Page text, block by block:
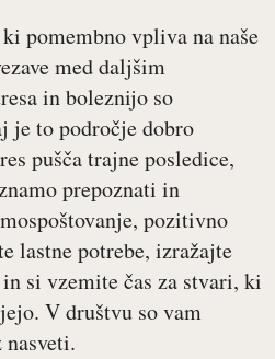
pomembno vpliva na naše
med daljšim
in boleznijo so
je to področje dobro
pušča trajne posledice,
prepoznati in
pozitivno
lastne potrebe, izražajte
si vzemite čas za stvari, ki
V društvu so vam